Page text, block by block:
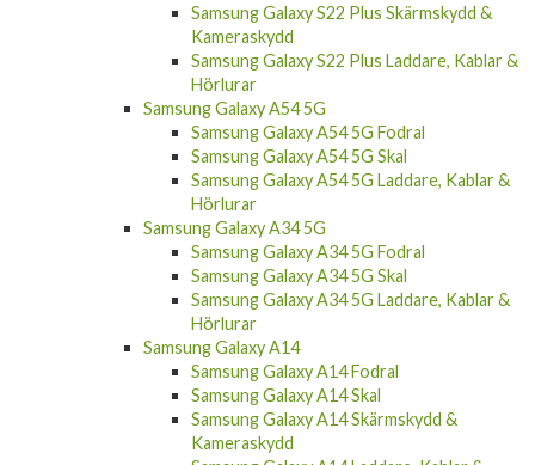
Samsung Galaxy S22 Plus Skärmskydd &
Kameraskydd
Samsung Galaxy S22 Plus Laddare, Kablar &
Hörlurar
Samsung Galaxy A54 5G
Samsung Galaxy A54 5G Fodral
Samsung Galaxy A54 5G Skal
Samsung Galaxy A54 5G Laddare, Kablar &
Hörlurar
Samsung Galaxy A34 5G
Samsung Galaxy A34 5G Fodral
Samsung Galaxy A34 5G Skal
Samsung Galaxy A34 5G Laddare, Kablar &
Hörlurar
Samsung Galaxy A14
Samsung Galaxy A14 Fodral
Samsung Galaxy A14 Skal
Samsung Galaxy A14 Skärmskydd &
Kameraskydd